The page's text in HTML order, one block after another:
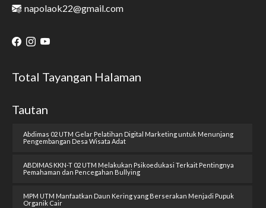
napolaok22@gmail.com
Total Tayangan Halaman
Tautan
Abdimas 02 UTM Gelar Pelatihan Digital Marketing untuk Menunjang
Pengembangan Desa Wisata Adat
ABDIMAS KKN-T 02 UTM Melakukan Psikoedukasi Terkait Pentingnya
Pemahaman dan Pencegahan Bullying
MPM UTM Manfaatkan Daun Kering yang Berserakan Menjadi Pupuk
Organik Cair